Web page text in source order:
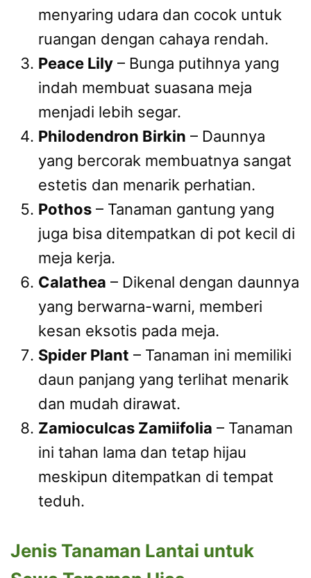
menyaring udara dan cocok untuk
ruangan dengan cahaya rendah.
Peace Lily – Bunga putihnya yang
indah membuat suasana meja
menjadi lebih segar.
Philodendron Birkin – Daunnya
yang bercorak membuatnya sangat
estetis dan menarik perhatian.
Pothos – Tanaman gantung yang
juga bisa ditempatkan di pot kecil di
meja kerja.
Calathea – Dikenal dengan daunnya
yang berwarna-warni, memberi
kesan eksotis pada meja.
Spider Plant – Tanaman ini memiliki
daun panjang yang terlihat menarik
dan mudah dirawat.
Zamioculcas Zamiifolia – Tanaman
ini tahan lama dan tetap hijau
meskipun ditempatkan di tempat
teduh.
Jenis Tanaman Lantai untuk